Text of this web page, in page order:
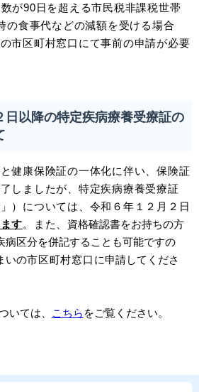
が90日を超える市民税非課税世帯
の食事代などの減額を受け る場合
市区町村窓口にて事前の申請が必要
日以降の特定疾病療養受療証の
健康保険証の一体化に伴い、保険証
しましたが、特定疾病療養受療証
）については、令和６年１２月２日
す。また、 資格確認書をお持ちの方
病区分を併記することも可能ですの
いの市区町村窓口 に申請してくださ
いては、 こちら をご覧ください。